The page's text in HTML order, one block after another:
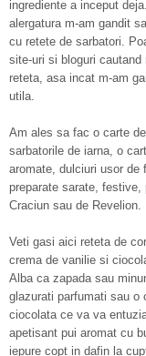
ingrediente a inceput
alergatura m-am gandit
cu retete de sarbatori.
site-uri si bloguri
reteta, asa incat m-am
utila.
Am ales sa fac o carte
sarbatorile de iarna, o
aromate, dulciuri usor de
preparate sarate,
Craciun sau de Revelion.
Veti gasi aici reteta de
crema de vanilie si
Alba ca zapada sau
glazurati parfumati sau o
ciocolata ce va va
apetisant pui aromat cu
iepure copt in dafin la